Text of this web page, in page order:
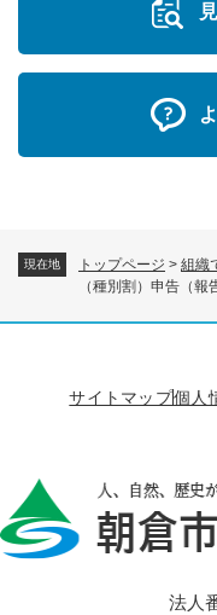
現在地 トップページ > 組織
（種別割）申告（
サイトマップ個人
法人